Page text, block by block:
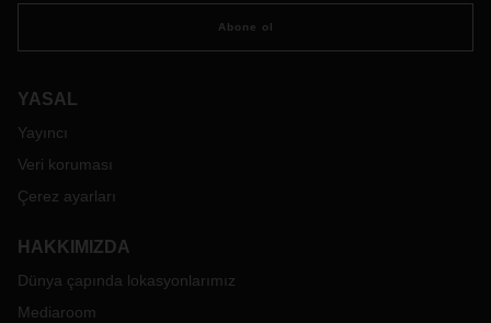
Abone ol
YASAL
Yayıncı
Veri koruması
Çerez ayarları
HAKKIMIZDA
Dünya çapında lokasyonlarımız
Mediaroom